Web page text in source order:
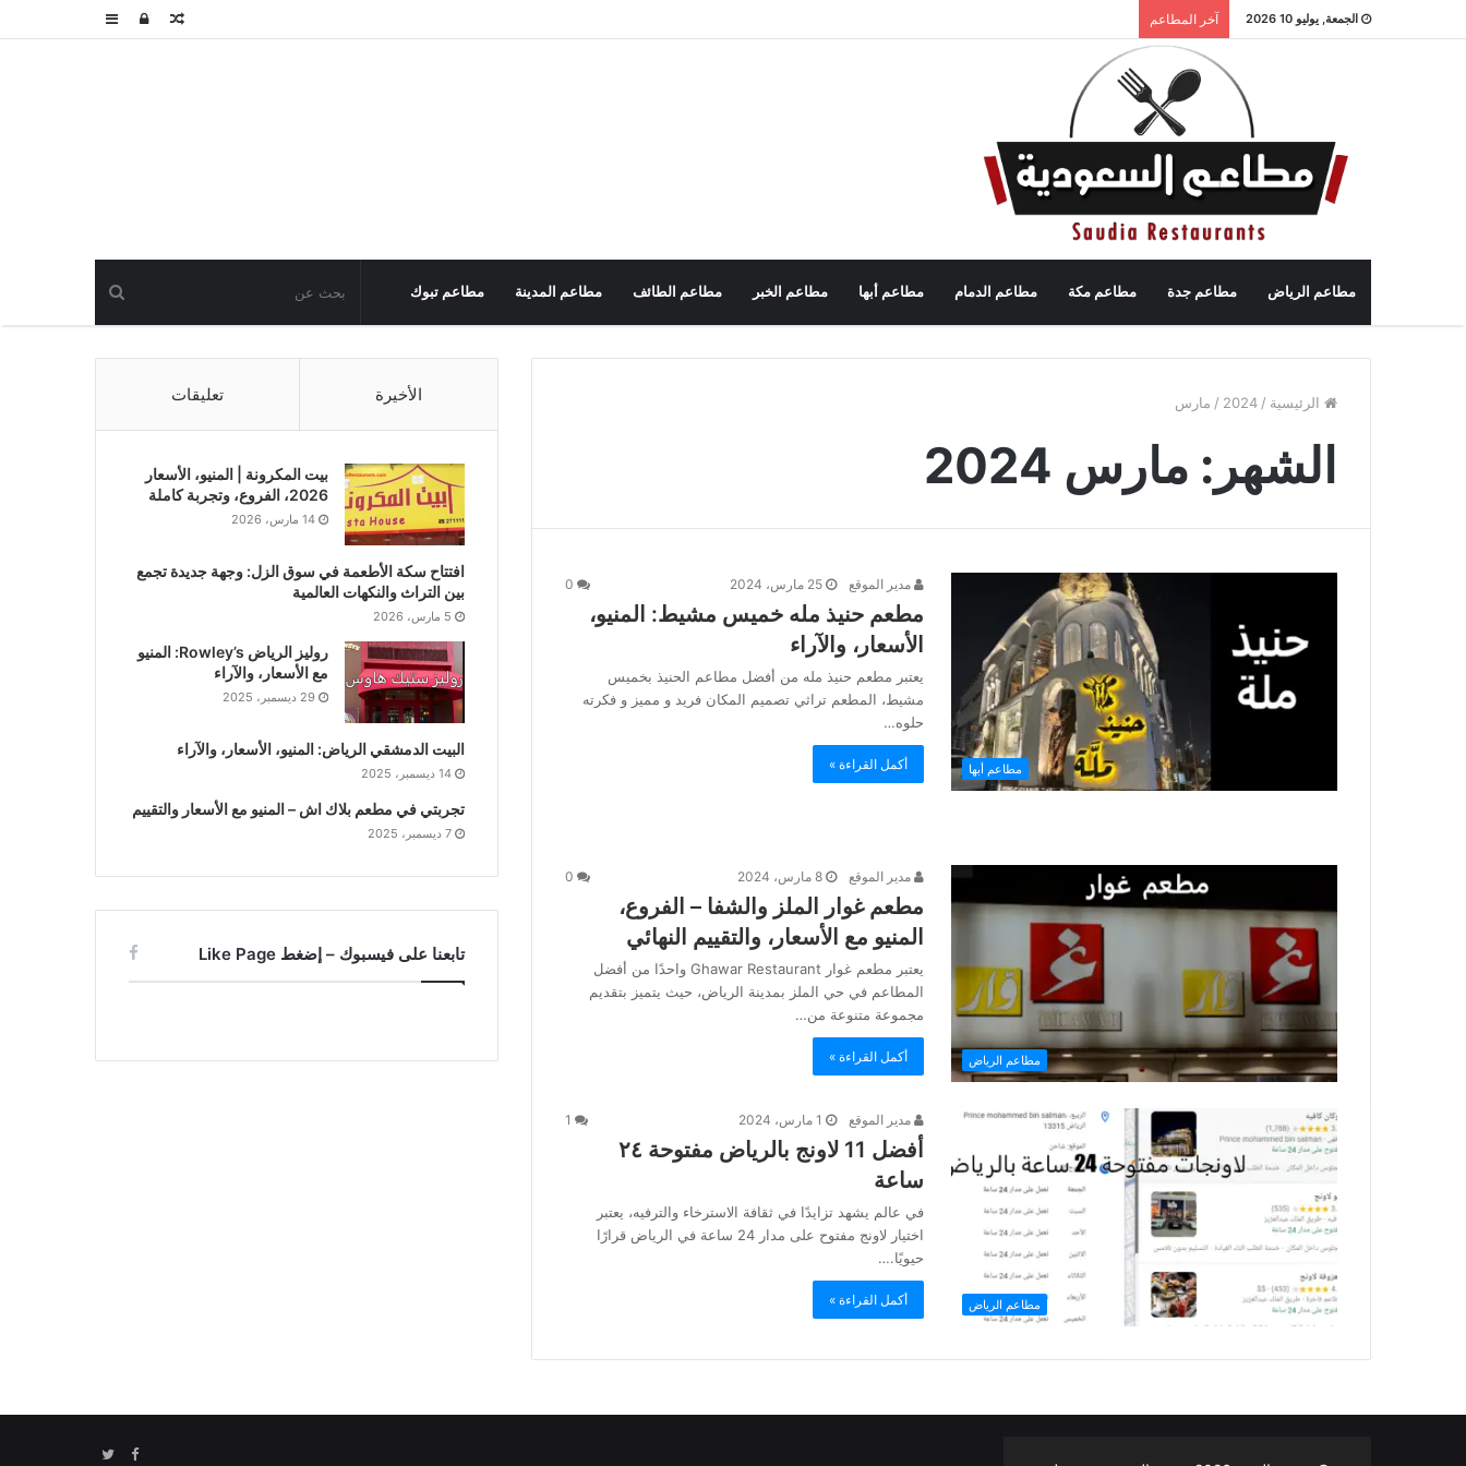
الجمعة, يوليو 10 2026 آخر المطاعم عمودتسجيلمقال
مطاعم الرياض مطاعم جدة مطاعم مكة مطاعم الدمام مطاعم أبها مطاعم الخبر مطاعم الطائف مطاعم المدينة مطاعم تبوك
الرئيسية /
2024
/ مارس
الشهر: مارس 2024
مطاعم أبها
مدير الموقع 25 مارس، 2024
مطعم حنيذ مله خميس مشيط: المنيو،
الأسعار، والآراء
يعتبر مطعم حنيذ مله من أفضل مطاعم الحنيذ بخميس
مشيط، المطعم تراثي تصميم المكان فريد و مميز و فكرته
حلوه…
أكمل القراءة »
مطاعم الرياض
مدير الموقع 8 مارس، 2024
مطعم غوار الملز والشفا – الفروع،
المنيو مع الأسعار، والتقييم النهائي
يعتبر مطعم غوار Ghawar Restaurant واحدًا من أفضل
المطاعم في حي الملز بمدينة الرياض، حيث يتميز بتقديم
مجموعة متنوعة من…
أكمل القراءة »
مطاعم الرياض
مدير الموقع 1 مارس، 2024
أفضل 11 لاونج بالرياض مفتوحة ٢٤
ساعة
في عالم يشهد تزايدًا في ثقافة الاسترخاء والترفيه، يعتبر
اختيار لاونج مفتوح على مدار 24 ساعة في الرياض قرارًا
حيويًا.…
أكمل القراءة »
الأخيرة تعليقات
بيت المكرونة | المنيو، الأسعار
2026، الفروع، وتجربة كاملة
14 مارس، 2026
افتتاح سكة الأطعمة في سوق الزل: وجهة جديدة تجمع
بين التراث والنكهات العالمية
5 مارس، 2026
روليز الرياض Rowley’s: المنيو
مع الأسعار، والآراء
29 ديسمبر، 2025
البيت الدمشقي الرياض: المنيو، الأسعار، والآراء
14 ديسمبر، 2025
تجربتي في مطعم بلاك اش – المنيو مع الأسعار والتقييم
7 ديسمبر، 2025
تابعنا على فيسبوك – إضغط Like Page